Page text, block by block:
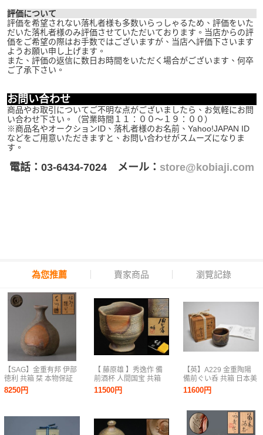
評価について
評価を希望されない落札者様も多数いらっしゃるため、評価をいた
だいた落札者様のみ評価させていただいております。当店からの評
価をご希望の際はお手数ではございますが、当店へ評価下さいます
ようお願い申し上げます。
また、評価の返信に数日お時間をいただく場合がございます、何卒
ご了承下さい。
お問い合わせ
商品やお取引についてご不明な点がございましたら、お気軽にお問
い合わせ下さい。（営業時間１１：００～１９：００）
※商品名やオークションID、落札者様のお名前、Yahoo!JAPAN ID
などをご用意いただきますと、お問い合わせがスムーズになりま
す。
電話：03-6434-7024 メール： store@kobiaji.com
為您推薦 賣家商品 瀏覽記錄
【SAG】金重有邦 伊部
徳利 共箱 栞 本物保証
8250円
【 藤原雄 】秀逸作 備
前酒杯 人間国宝 共箱
保証
11500円
【英】A229 金重陶陽
備前ぐい呑 共箱 日本美
術 備前焼 酒器 酒盃 杯
骨董品 美術品 古美術
11600円